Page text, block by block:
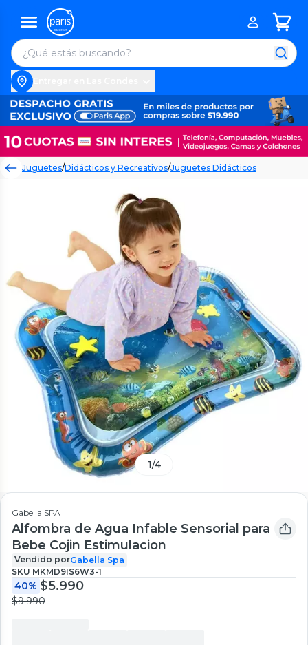
Juguetes/Didácticos y Recreativos/Juguetes Didácticos
1/4
Gabella SPA
Alfombra de Agua Infable Sensorial para
Bebe Cojin Estimulacion
Vendido porGabella Spa
SKU MKMD9IS6W3-1
40% $5.990
$9.990